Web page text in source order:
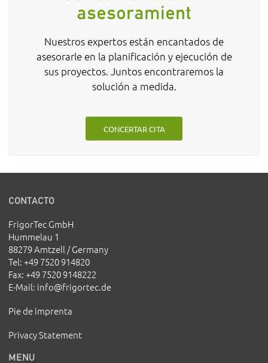
asesoramient
Nuestros expertos están encantados de
asesorarle en la planificación y ejecución de
sus proyectos. Juntos encontraremos la
solución a medida.
CONCERTAR CITA
CONTACTO
FrigorTec GmbH
Hummelau 1
88279 Amtzell / Germany
Tel: +49 7520 914820
Fax: +49 7520 9148222
E-Mail: info@frigortec.de
Pie de imprenta
Privacy Statement
MENU